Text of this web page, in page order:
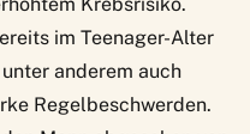
im Teenager-Alter
anderem auch
Regelbeschwerden.